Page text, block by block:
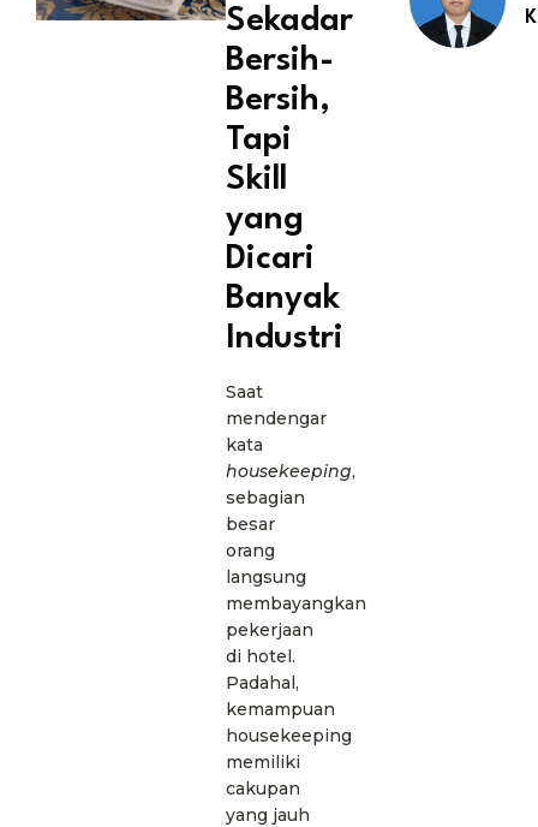
Sekadar
Bersih-
Bersih,
Tapi
Skill
yang
Dicari
Banyak
Industri
Saat
mendengar
kata
housekeeping,
sebagian
besar
orang
langsung
membayangkan
pekerjaan
di hotel.
Padahal,
kemampuan
housekeeping
memiliki
cakupan
yang jauh